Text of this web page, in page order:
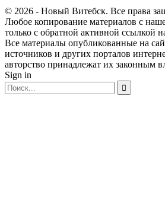
© 2026 - Новый Витебск. Все права
Любое копирование материалов с
только с обратной активной ссылкой
Все материалы опубликованные на
источников и других порталов
авторство принадлежат их законным
Sign in